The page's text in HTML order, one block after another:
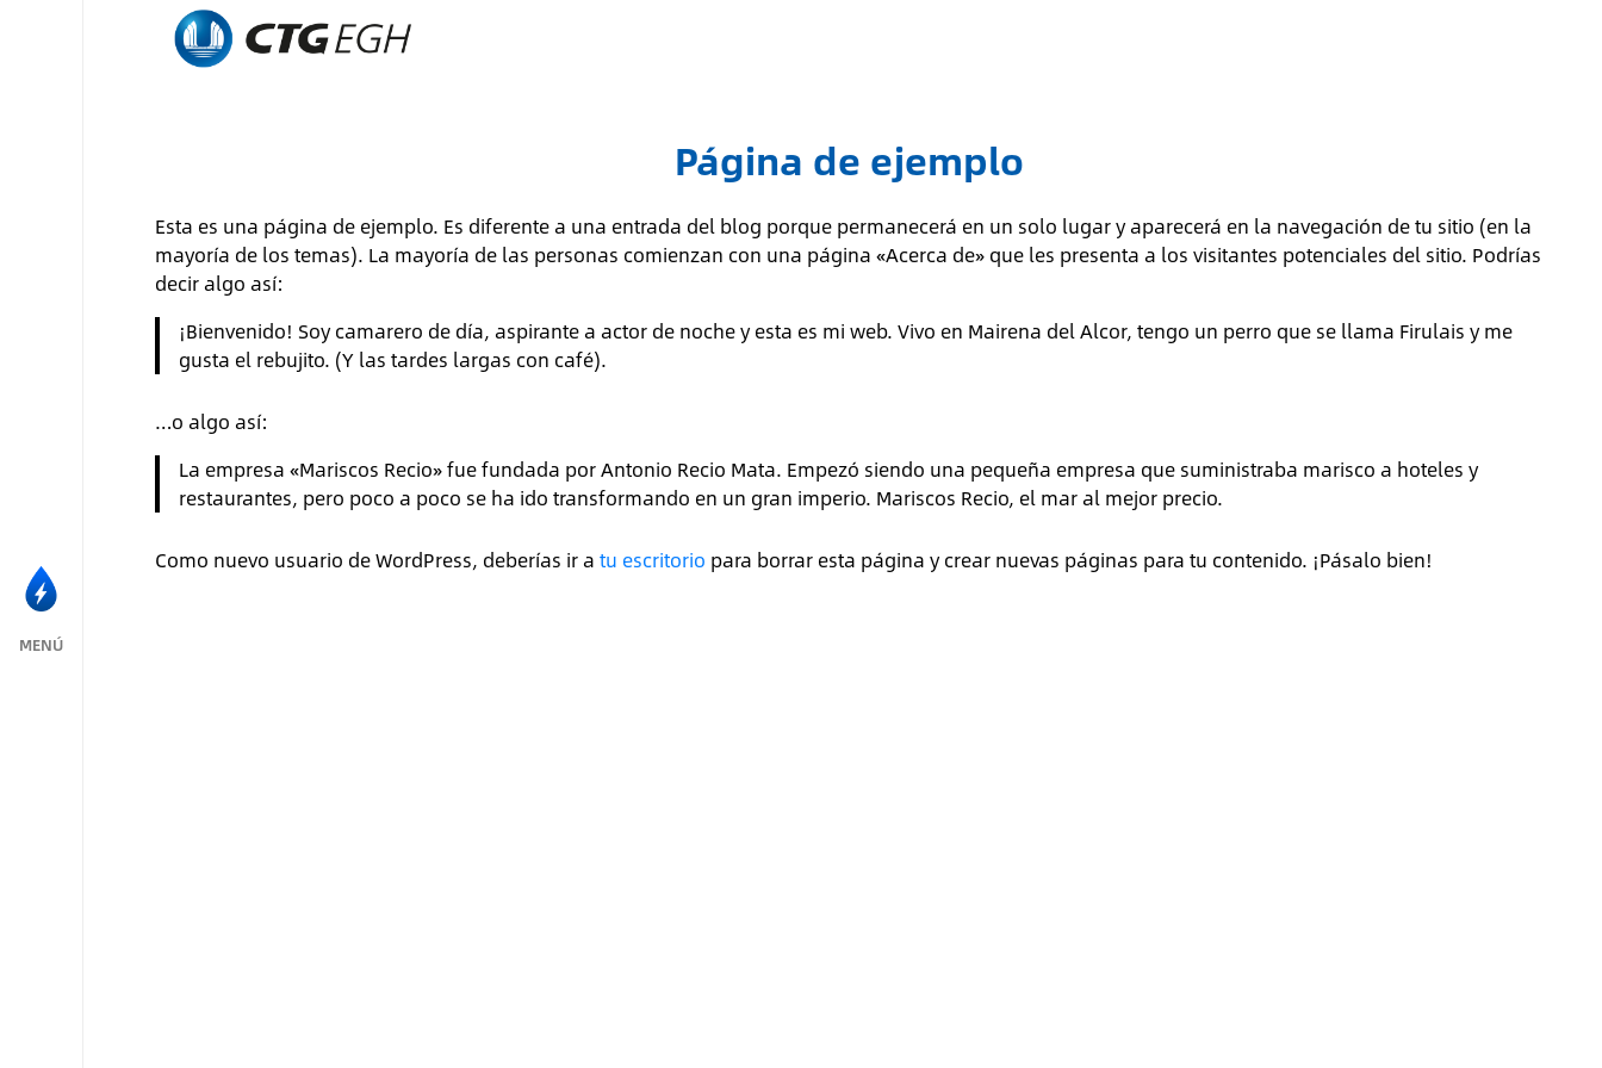
MENÚ
Página de ejemplo
Esta es una página de ejemplo. Es diferente a una entrada del blog porque permanecerá en un solo lugar y aparecerá en la navegación de tu sitio (en la
mayoría de los temas). La mayoría de las personas comienzan con una página «Acerca de» que les presenta a los visitantes potenciales del sitio. Podrías
decir algo así:
¡Bienvenido! Soy camarero de día, aspirante a actor de noche y esta es mi web. Vivo en Mairena del Alcor, tengo un perro que se llama Firulais y me
gusta el rebujito. (Y las tardes largas con café).
…o algo así:
La empresa «Mariscos Recio» fue fundada por Antonio Recio Mata. Empezó siendo una pequeña empresa que suministraba marisco a hoteles y
restaurantes, pero poco a poco se ha ido transformando en un gran imperio. Mariscos Recio, el mar al mejor precio.
Como nuevo usuario de WordPress, deberías ir a tu escritorio para borrar esta página y crear nuevas páginas para tu contenido. ¡Pásalo bien!